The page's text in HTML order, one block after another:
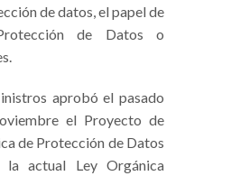
de datos, el papel de
de Datos o
aprobó el pasado
el Proyecto de
de Protección de Datos
la actual Ley Orgánica